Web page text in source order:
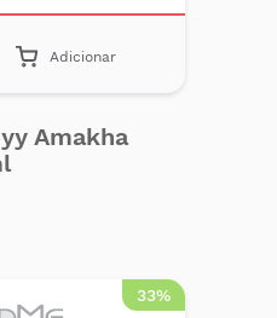
Adicionar
Amakha
33%